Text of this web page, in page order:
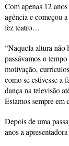
Com apenas 12
agência e começou
fez teatro…
“Naquela altura não
passávamos o
motivação,
como se estivesse a
dança na televisão
Estamos sempre em
Depois de uma
anos a